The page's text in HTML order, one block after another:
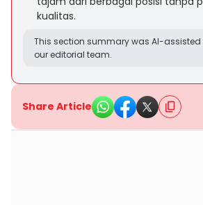
kualitas.
This section summary was AI-
our editorial team.
Share Article